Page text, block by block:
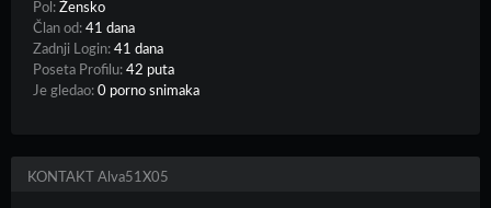
Pol: Žensko
Član od: 41 dana
Zadnji Login: 41 dana
Poseta Profilu: 42 puta
Je gledao: 0 porno snimaka
KONTAKT Alva51X05